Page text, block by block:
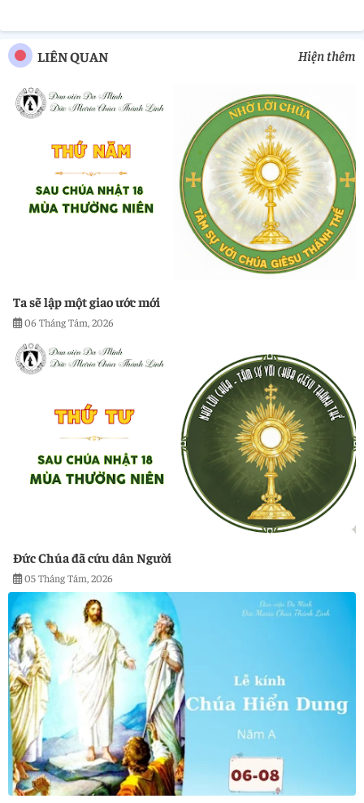
LIÊN QUAN Hiện thêm
Ta sẽ lập một giao ước mới
06 Tháng Tám, 2026
Đức Chúa đã cứu dân Người
05 Tháng Tám, 2026